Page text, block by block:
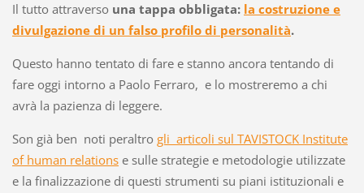
Il tutto attraverso una tappa obbligata: la costruzione e
divulgazione di un falso profilo di personalità.
Questo hanno tentato di fare e stanno ancora tentando di
fare oggi intorno a Paolo Ferraro, e lo mostreremo a chi
avrà la pazienza di leggere.
Son già ben noti peraltro gli articoli sul TAVISTOCK Institute
of human relationse sulle strategie e metodologie utilizzate
e la finalizzazione di questi strumenti su piani istituzionali e